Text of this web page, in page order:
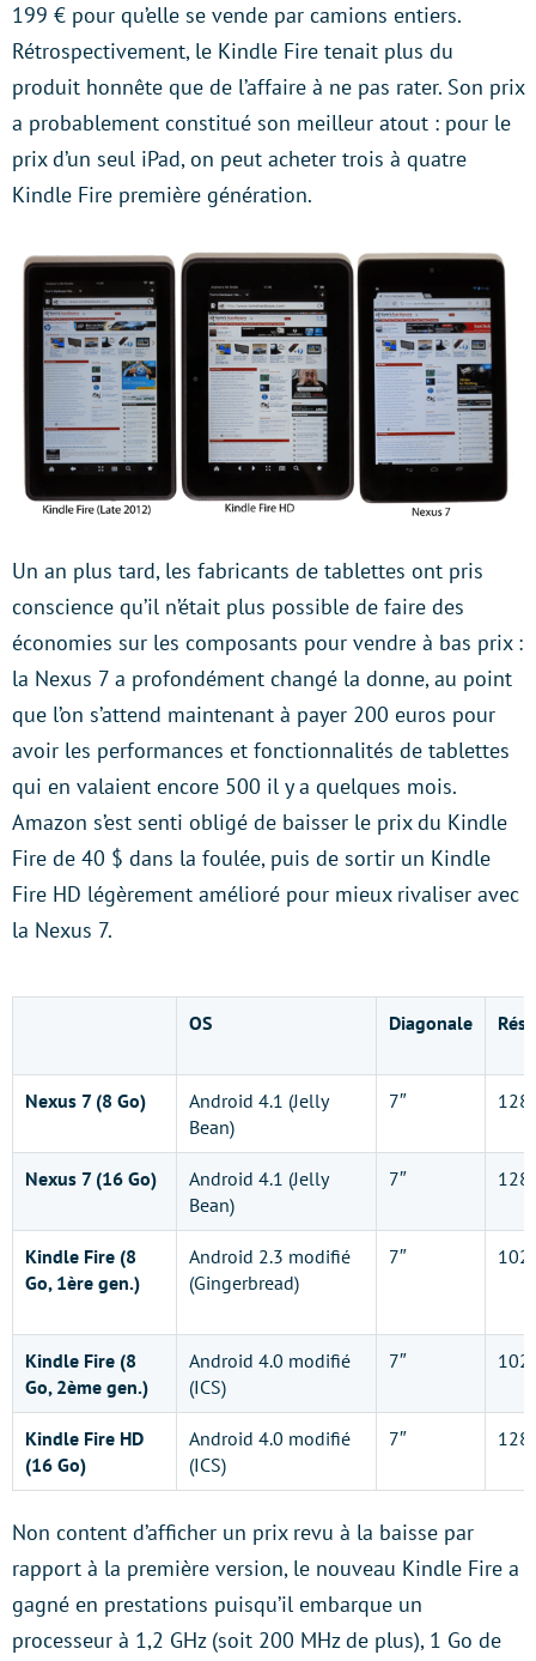
199 € pour qu’elle se vende par camions entiers.
Rétrospectivement, le Kindle Fire tenait plus du
produit honnête que de l’affaire à ne pas rater. Son prix
a probablement constitué son meilleur atout : pour le
prix d’un seul iPad, on peut acheter trois à quatre
Kindle Fire première génération.
Un an plus tard, les fabricants de tablettes ont pris
conscience qu’il n’était plus possible de faire des
économies sur les composants pour vendre à bas prix :
la Nexus 7 a profondément changé la donne, au point
que l’on s’attend maintenant à payer 200 euros pour
avoir les performances et fonctionnalités de tablettes
qui en valaient encore 500 il y a quelques mois.
Amazon s’est senti obligé de baisser le prix du Kindle
Fire de 40 $ dans la foulée, puis de sortir un Kindle
Fire HD légèrement amélioré pour mieux rivaliser avec
la Nexus 7.
OS Diagonale
Nexus 7 (8 Go)
Android 4.1 (Jelly
Bean)
7″
Nexus 7 (16 Go)
Android 4.1 (Jelly
Bean)
7″
Kindle Fire (8
Go, 1ère gen.)
Android 2.3 modifié
(Gingerbread)
7″
Kindle Fire (8
Go, 2ème gen.)
Android 4.0 modifié
(ICS)
7″
Kindle Fire HD
(16 Go)
Android 4.0 modifié
(ICS)
7″
Non content d’afficher un prix revu à la baisse par
rapport à la première version, le nouveau Kindle Fire a
gagné en prestations puisqu’il embarque un
processeur à 1,2 GHz (soit 200 MHz de plus), 1 Go de